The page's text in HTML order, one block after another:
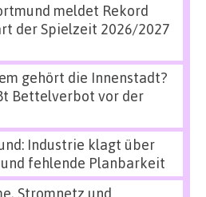
meldet Rekord
der Spielzeit 2026/2027
gehört die Innenstadt?
Bettelverbot vor der
Industrie klagt über
fehlende Planbarkeit
Stromnetz und